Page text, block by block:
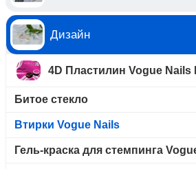
Дизайн
4D Пластилин Vogue Nails
Битое стекло
Втирки Vogue Nails
Гель-краска для стемпинга